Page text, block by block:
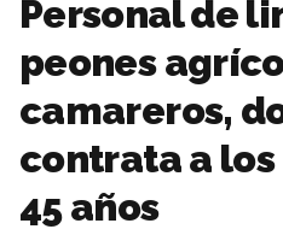
Personal de
peones
camareros,
contrata a
45 años